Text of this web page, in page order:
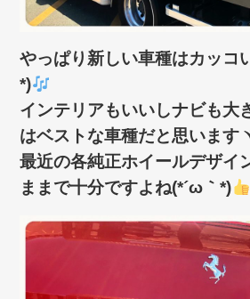
やっぱり新しい車種はカッコ
*)
インテリアもいいしナビも大
はベストな車種だと思います
最近の各純正ホイールデザイ
ままで十分ですよね(*´ω｀*)